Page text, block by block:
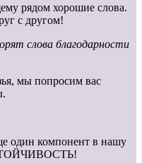
рядом хорошие слова.
с другом!
слова благодарности
мы попросим вас
один компонент в нашу